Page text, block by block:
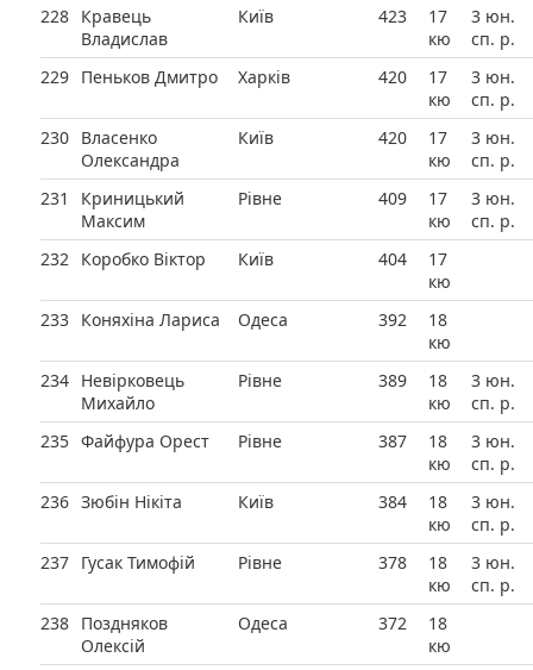
228 Кравець
Владислав
Київ 423
17
кю
3 юн.
сп. р.
229 Пеньков Дмитро Харків 420
17
кю
3 юн.
сп. р.
230 Власенко
Олександра
Київ 420
17
кю
3 юн.
сп. р.
231
Криницький
Максим
Рівне 409
17
кю
3 юн.
сп. р.
232 Коробко Віктор Київ 404
17
кю
233 Коняхіна Лариса Одеса 392
18
кю
234 Невірковець
Михайло
Рівне 389
18
кю
3 юн.
сп. р.
235 Файфура Орест Рівне 387
18
кю
3 юн.
сп. р.
236 Зюбін Нікіта Київ 384
18
кю
3 юн.
сп. р.
237 Гусак Тимофій Рівне 378
18
кю
3 юн.
сп. р.
238 Поздняков
Олексій
Одеса 372
18
кю